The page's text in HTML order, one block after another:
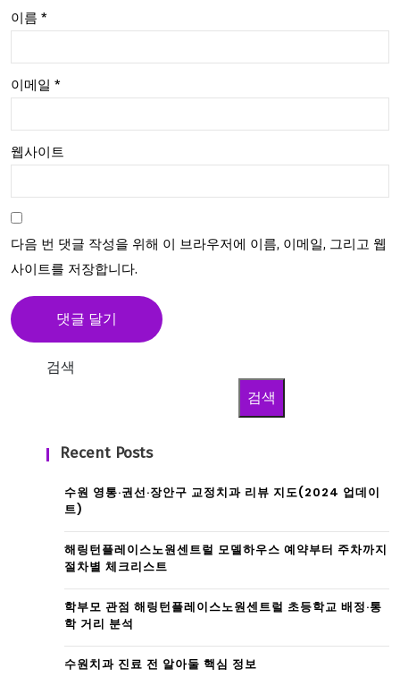
이름 *
이메일 *
웹사이트
다음 번 댓글 작성을 위해 이 브라우저에 이름, 이메일, 그리고 웹
사이트를 저장합니다.
검색
검색
Recent Posts
수원 영통·권선·장안구 교정치과 리뷰 지도(2024 업데이
트)
해링턴플레이스노원센트럴 모델하우스 예약부터 주차까지
절차별 체크리스트
학부모 관점 해링턴플레이스노원센트럴 초등학교 배정·통
학 거리 분석
수원치과 진료 전 알아둘 핵심 정보